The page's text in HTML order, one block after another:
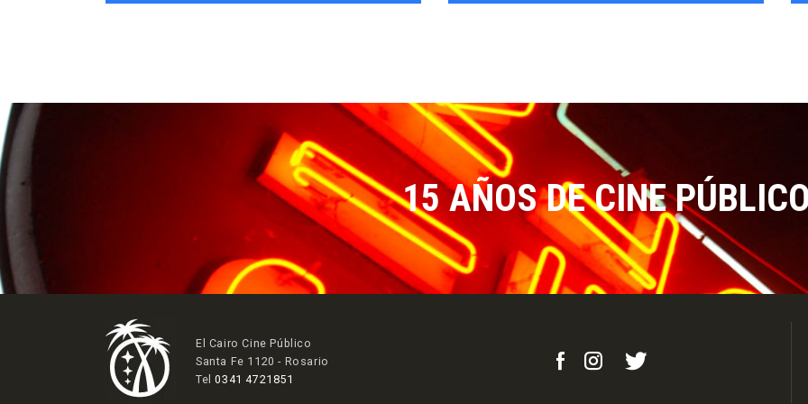
15 AÑOS DE CINE
El Cairo Cine Público
Santa Fe 1120 - Rosario
Tel0341 4721851